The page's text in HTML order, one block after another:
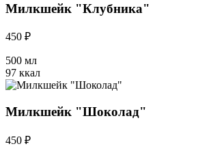
Милкшейк "Клубника"
450 ₽
500 мл
97 ккал
Милкшейк "Шоколад"
450 ₽